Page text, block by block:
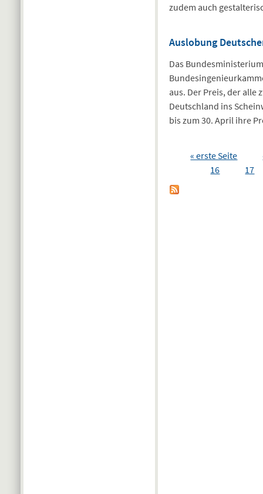
zudem auch
Auslobung
Das
aus. Der Preis, der alle
Deutschland ins
bis zum 30. April ihre
Seiten« erste Seite
16
17